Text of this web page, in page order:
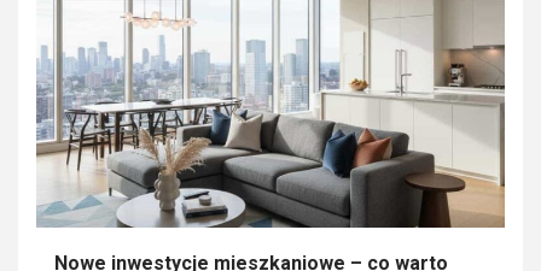
Nowe inwestycje mieszkaniowe – co warto